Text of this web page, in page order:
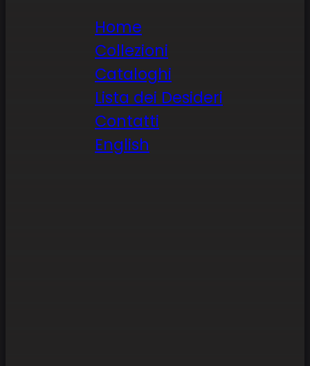
Home
Collezioni
Cataloghi
Lista dei Desideri
Contatti
English